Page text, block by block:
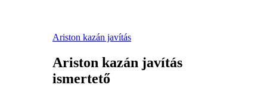
Ariston kazán javítás
Ariston kazán javítás
ismertető